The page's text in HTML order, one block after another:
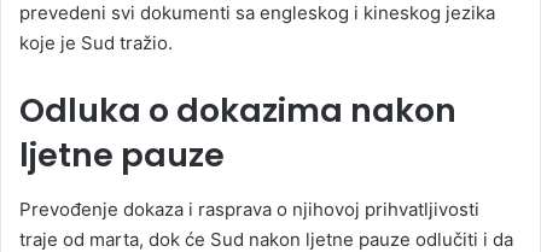
prevedeni svi dokumenti sa engleskog i kineskog jezika
koje je Sud tražio.
Odluka o dokazima nakon
ljetne pauze
Prevođenje dokaza i rasprava o njihovoj prihvatljivosti
traje od marta, dok će Sud nakon ljetne pauze odlučiti i da